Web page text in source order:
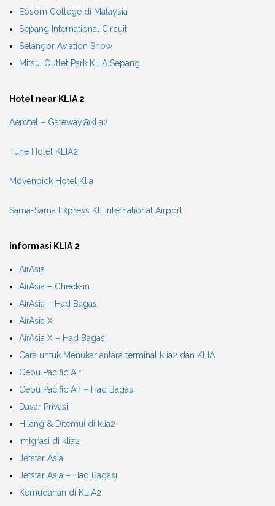
Epsom College di Malaysia
Sepang International Circuit
Selangor Aviation Show
Mitsui Outlet Park KLIA Sepang
Hotel near KLIA 2
Aerotel – Gateway@klia2
Tune Hotel KLIA2
Movenpick Hotel Klia
Sama-Sama Express KL International Airport
Informasi KLIA 2
AirAsia
AirAsia – Check-in
AirAsia – Had Bagasi
AirAsia X
AirAsia X – Had Bagasi
Cara untuk Menukar antara terminal klia2 dan KLIA
Cebu Pacific Air
Cebu Pacific Air – Had Bagasi
Dasar Privasi
Hilang & Ditemui di klia2
Imigrasi di klia2
Jetstar Asia
Jetstar Asia – Had Bagasi
Kemudahan di KLIA2